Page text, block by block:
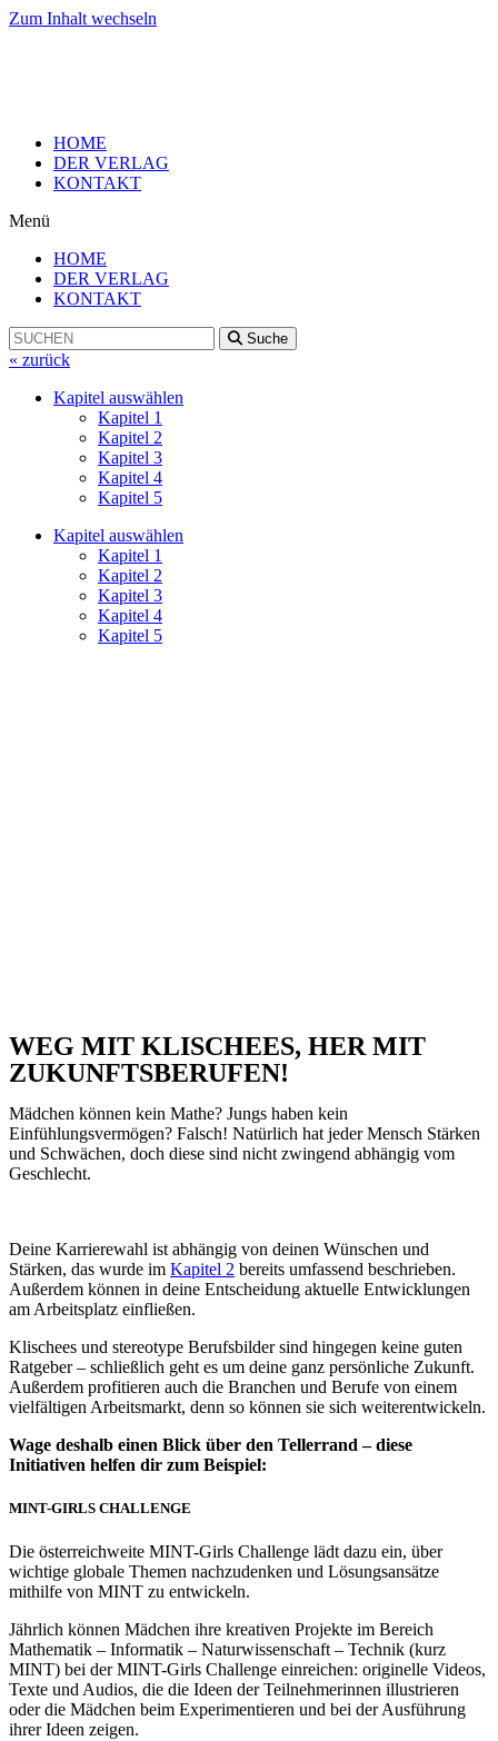
Zum Inhalt wechseln
HOME
DER VERLAG
KONTAKT
Menü
HOME
DER VERLAG
KONTAKT
Suche
« zurück
Kapitel auswählen
Kapitel 1
Kapitel 2
Kapitel 3
Kapitel 4
Kapitel 5
Kapitel auswählen
Kapitel 1
Kapitel 2
Kapitel 3
Kapitel 4
Kapitel 5
WEG MIT KLISCHEES, HER MIT
ZUKUNFTSBERUFEN!
Mädchen können kein Mathe? Jungs haben kein
Einfühlungsvermögen? Falsch! Natürlich hat jeder Mensch Stärken
und Schwächen, doch diese sind nicht zwingend abhängig vom
Geschlecht.
Deine Karrierewahl ist abhängig von deinen Wünschen und
Stärken, das wurde im Kapitel 2 bereits umfassend beschrieben.
Außerdem können in deine Entscheidung aktuelle Entwicklungen
am Arbeitsplatz einfließen.
Klischees und stereotype Berufsbilder sind hingegen keine guten
Ratgeber – schließlich geht es um deine ganz persönliche Zukunft.
Außerdem profitieren auch die Branchen und Berufe von einem
vielfältigen Arbeitsmarkt, denn so können sie sich weiterentwickeln.
Wage deshalb einen Blick über den Tellerrand – diese
Initiativen helfen dir zum Beispiel:
MINT-GIRLS CHALLENGE
Die österreichweite MINT-Girls Challenge lädt dazu ein, über
wichtige globale Themen nachzudenken und Lösungsansätze
mithilfe von MINT zu entwickeln.
Jährlich können Mädchen ihre kreativen Projekte im Bereich
Mathematik – Informatik – Naturwissenschaft – Technik (kurz
MINT) bei der MINT-Girls Challenge einreichen: originelle Videos,
Texte und Audios, die die Ideen der Teilnehmerinnen illustrieren
oder die Mädchen beim Experimentieren und bei der Ausführung
ihrer Ideen zeigen.